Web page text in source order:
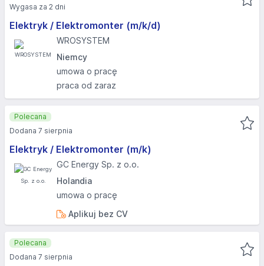
Elektryk / Elektromonter (m/k/d)
WROSYSTEM
Niemcy
umowa o pracę
praca od zaraz
Wygasa za 2 dni
Elektryk / Elektromonter (m/k)
GC Energy Sp. z o.o.
Holandia
umowa o pracę
Aplikuj bez CV
Polecana
Dodana 7 sierpnia
Polecana
Dodana 7 sierpnia